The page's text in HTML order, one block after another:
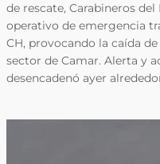
de rescate, Carabineros
operativo de emergencia
CH, provocando la caída
sector de Camar. Alerta y
desencadenó ayer